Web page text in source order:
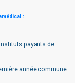
:
instituts payants de
année commune